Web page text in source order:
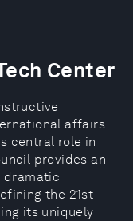
Center
affairs
central role in
provides an
dramatic
the 21st
its uniquely